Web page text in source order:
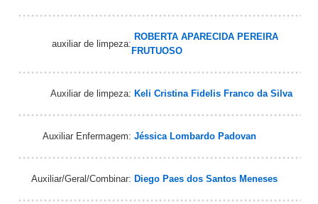
auxiliar de limpeza:
ROBERTA APARECIDA PEREIRA
FRUTUOSO
Auxiliar de limpeza: Keli Cristina Fidelis Franco da Silva
Auxiliar Enfermagem: Jéssica Lombardo Padovan
Auxiliar/Geral/Combinar: Diego Paes dos Santos Meneses